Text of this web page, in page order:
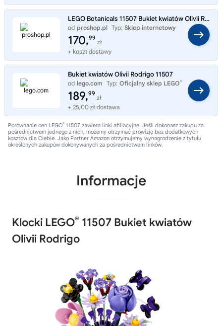
LEGO Botanicals 11507 Bukiet kwiatów Olivii Rodrigo
od proshop.pl Typ: Sklep internetowy
170,99
zł
+ koszt dostawy
Bukiet kwiatów Olivii Rodrigo 11507
od lego.com Typ: Oficjalny sklep LEGO®
189,99
zł
+ 25,00 zł dostawa
Porównanie cen LEGO® 11507 zawiera linki afiliacyjne. Jeśli dokonasz zakupu za
pośrednictwem jednego z nich, możemy otrzymać prowizję bez dodatkowych
kosztów dla Ciebie. Jako Partner Amazon otrzymujemy wynagrodzenie z tytułu
określonych zakupów dokonywanych za pośrednictwem linków.
Informacje
Klocki LEGO® 11507 Bukiet kwiatów
Olivii Rodrigo